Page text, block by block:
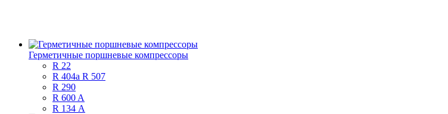
Герметичные поршневые компрессоры
R 22
R 404a R 507
R 290
R 600 A
R 134 А